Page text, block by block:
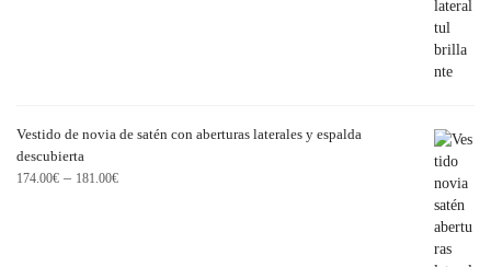
Vestido de novia de satén con aberturas laterales y espalda
descubierta
174.00€ – 181.00€